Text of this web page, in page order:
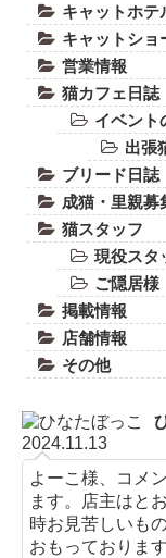
キャットホテ
キャットショ
営業情報
猫カフェ日誌
イベント
出張
ブリード日誌
成猫・里親募
猫スタッフ
現役スタ
ご隠居様
掲載情報
店舗情報
その他
2024.11.13
よーこ様、コメ
ます。店主はと
時お見苦しいも
おもっておりま